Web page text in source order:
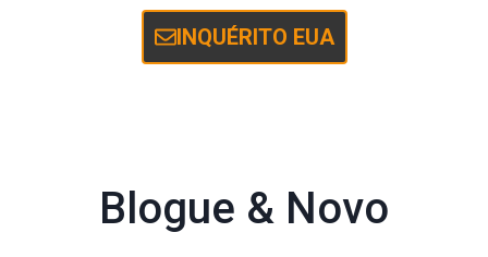
INQUÉRITO EUA
Blogue & Novo